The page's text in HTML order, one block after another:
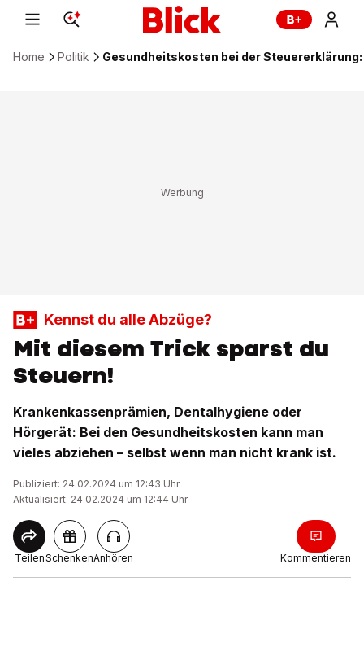
Home Politik Gesundheitskosten bei der
Kennst du alle Abzüge?
Mit diesem Trick sparst du
Steuern!
Krankenkassenprämien, Dentalhygiene oder
Hörgerät: Bei den Gesundheitskosten kann man
vieles abziehen – selbst wenn man nicht krank ist.
Publiziert: 24.02.2024 um 12:43 Uhr
Aktualisiert: 24.02.2024 um 12:44 Uhr
TeilenSchenkenAnhören Kommentieren